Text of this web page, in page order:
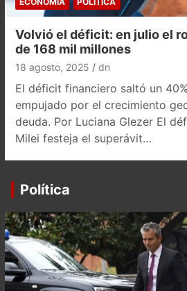
Volvió el déficit: en julio el
de 168 mil millones
18 agosto, 2025 dn
El déficit financiero saltó un
empujado por el crecimiento
deuda. Por Luciana Glezer El
Milei festeja el superávit…
Política